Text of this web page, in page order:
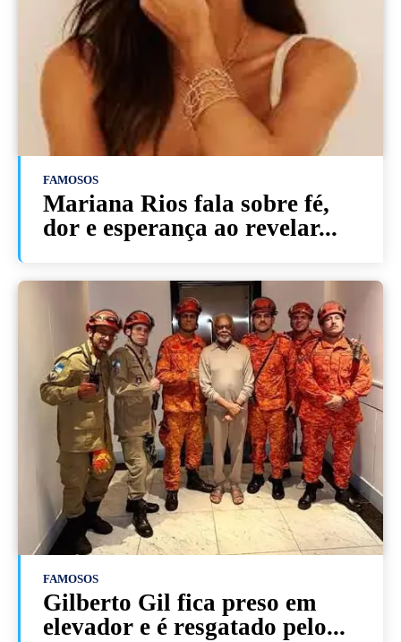
FAMOSOS
Mariana Rios fala sobre fé,
dor e esperança ao revelar...
FAMOSOS
Gilberto Gil fica preso em
elevador e é resgatado pelo...